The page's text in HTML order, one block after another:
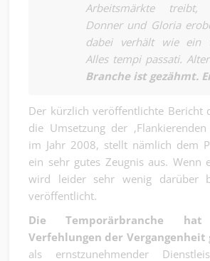
Arbeitsmärkte
Donner und Gloria
dabei verhält wie ein
Alles tempi passati.
Branche ist gezähmt.
Der kürzlich veröffentlichte Bericht
die Umsetzung der ‚Flankierenden
im Jahr 2008, stellt nämlich dem
ein sehr gutes Zeugnis aus. Wenn
wird leider sehr wenig darüber
veröffentlicht.
Die Temporärbranche
Verfehlungen der Vergangenheit
als ernstzunehmender